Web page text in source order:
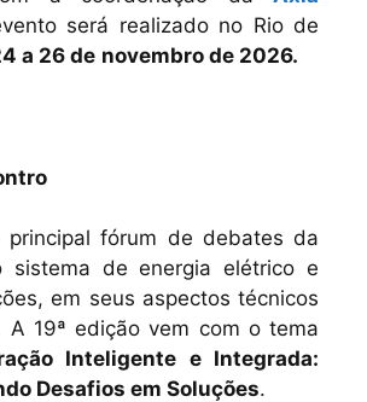
será realizado no Rio de
a 26 de novembro de 2026.
principal fórum de debates da
sistema de energia elétrico e
em seus aspectos técnicos
A 19ª edição vem com o tema
Inteligente e Integrada:
Desafios em Soluções.